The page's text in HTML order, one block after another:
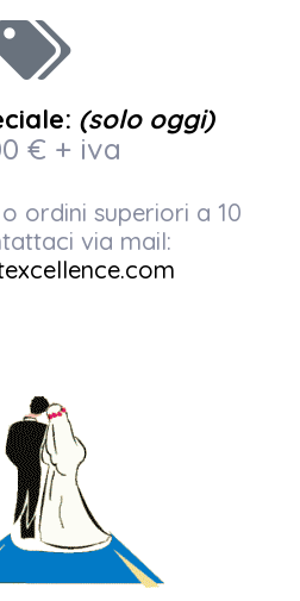
(solo oggi)
€ + iva
ordini superiori a 10
via mail: